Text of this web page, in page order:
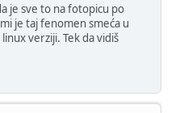
je sve to na fotopicu po
je taj fenomen smeća u
verziji. Tek da vidiš